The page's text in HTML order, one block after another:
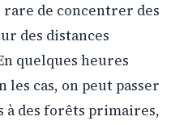
rare de concentrer des
des distances
quelques heures
les cas, on peut passer
à des forêts primaires,